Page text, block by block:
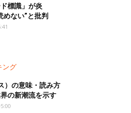
標識」が炎
めない”と批判
ング
）の意味・読み方
の新潮流を示す